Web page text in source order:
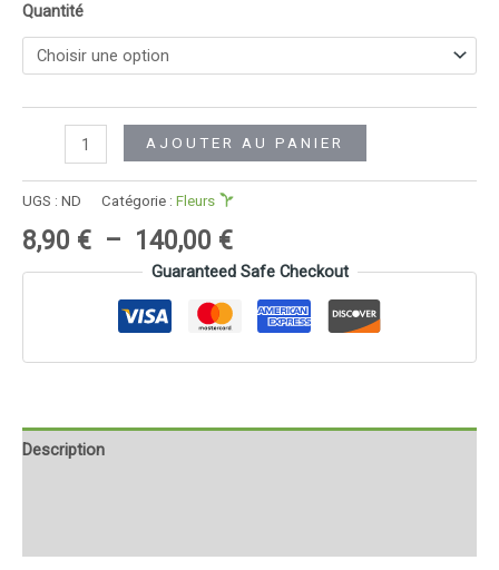
Quantité
AJOUTER AU PANIER
UGS : ND Catégorie : Fleurs
8,90 € – 140,00 €Plage
de
prix :
8,90 €
140,00 €
Guaranteed Safe Checkout
Description